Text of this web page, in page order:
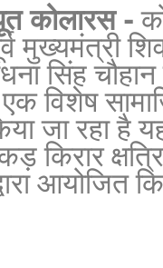
कोलारस -
मुख्यमंत्री
सिंह
विशेष
जा रहा है
किरार
आयोजित